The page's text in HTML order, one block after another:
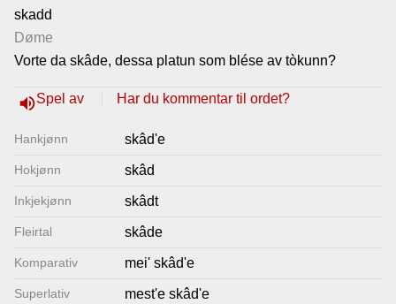
skadd
Døme
Vorte da skâde, dessa platun som blése av tòkunn?
volume_upSpel av Har du kommentar til ordet?
Hankjønn skâd'e
Hokjønn skâd
Inkjekjønn skâdt
Fleirtal skâde
Komparativ mei' skâd'e
Superlativ mest'e skâd'e
Gjestebok
Nyhende
Lenkjer
Kontakt